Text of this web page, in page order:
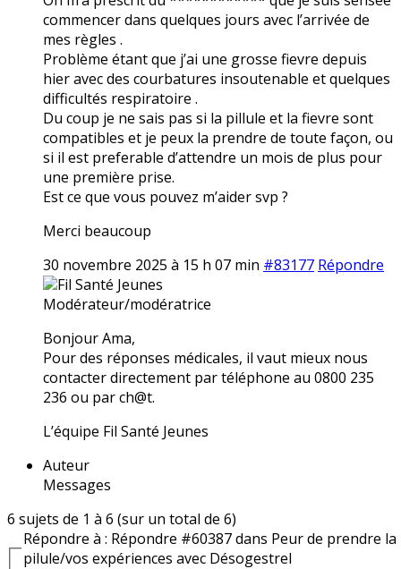
commencer dans quelques jours avec l’arrivée de
mes règles .
Problème étant que j’ai une grosse fievre depuis
hier avec des courbatures insoutenable et quelques
difficultés respiratoire .
Du coup je ne sais pas si la pillule et la fievre sont
compatibles et je peux la prendre de toute façon, ou
si il est preferable d’attendre un mois de plus pour
une première prise.
Est ce que vous pouvez m’aider svp ?
Merci beaucoup
30 novembre 2025 à 15 h 07 min #83177 Répondre
Fil Santé Jeunes
Modérateur/modératrice
Bonjour Ama,
Pour des réponses médicales, il vaut mieux nous
contacter directement par téléphone au 0800 235
236 ou par ch@t.
L’équipe Fil Santé Jeunes
Auteur
Messages
6 sujets de 1 à 6 (sur un total de 6)
Répondre à : Répondre #60387 dans Peur de prendre la
pilule/vos expériences avec Désogestrel